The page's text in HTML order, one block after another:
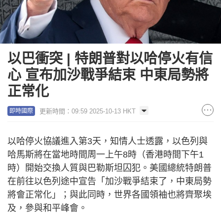
以巴衝突 | 特朗普對以哈停火有信
心 宣布加沙戰爭結束 中東局勢將
正常化
即時國際 更新時間：09:59 2025-10-13 HKT
以哈停火協議進入第3天，知情人士透露，以色列與
哈馬斯將在當地時間周一上午8時（香港時間下午1
時）開始交換人質與巴勒斯坦囚犯。美國總統特朗普
在前往以色列途中宣告「加沙戰爭結束了，中東局勢
將會正常化」；與此同時，世界各國領袖也將齊聚埃
及，參與和平峰會。